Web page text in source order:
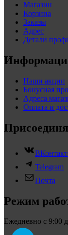
Магазин
Корзина
Заказы
Адрес
Детали
Наши акции
Бонусная
Адреса
Оплата и
Telegram
Почта
Режим
Ежедневно с 9:00